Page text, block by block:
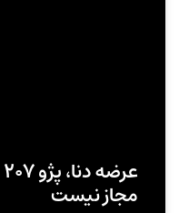
مجاز نیست